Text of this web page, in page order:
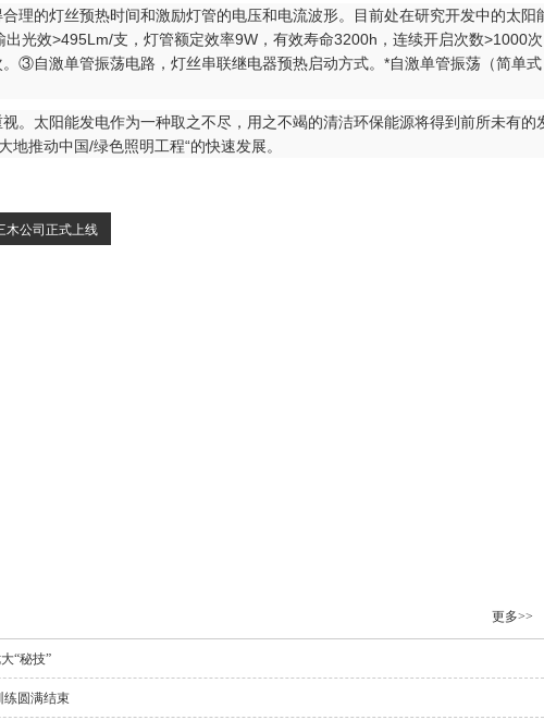
的灯丝预热时间和激励灯管的电压和电流波形。目前处在研究开发中的太阳
光效>495Lm/支，灯管额定效率9W，有效寿命3200h，连续开启次数>1000
③自激单管振荡电路，灯丝串联继电器预热启动方式。*自激单管振荡（简单
太阳能发电作为一种取之不尽，用之不竭的清洁环保能源将得到前所未有的
推动中国/绿色照明工程“的快速发展。
木公司正式上线
更多>>
“秘技”
练圆满结束